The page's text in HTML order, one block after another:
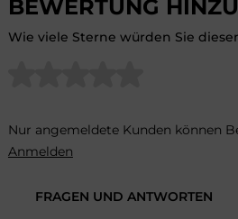
BEWERTUNG
Wie viele Sterne würden Sie
Nur angemeldete Kunden können
Anmelden
FRAGEN UND ANTWORTEN